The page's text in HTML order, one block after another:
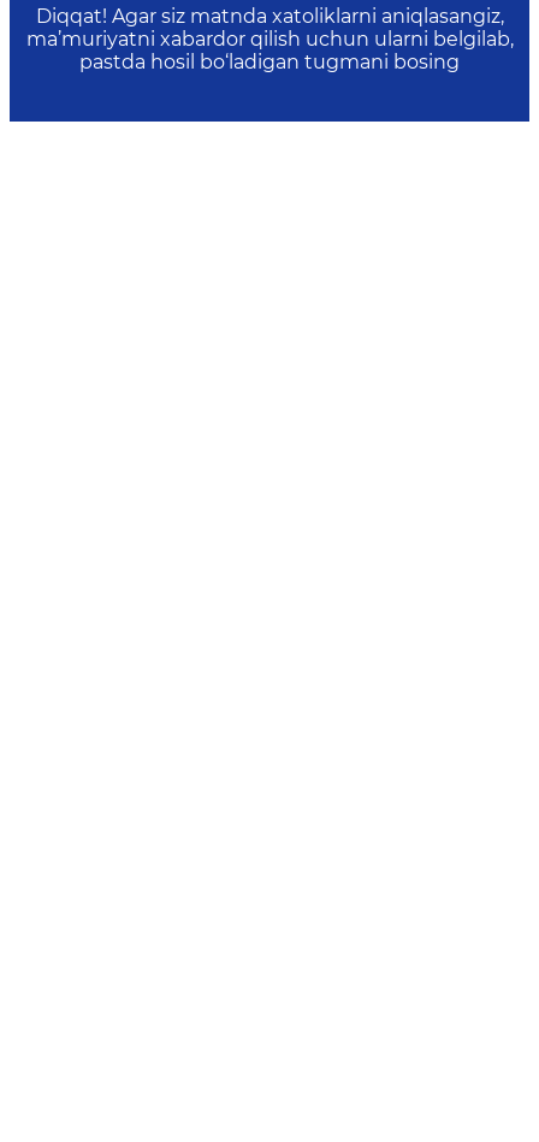
Diqqat! Agar siz matnda xatoliklarni aniqlasangiz,
ma’muriyatni xabardor qilish uchun ularni belgilab,
pastda hosil bo‘ladigan tugmani bosing